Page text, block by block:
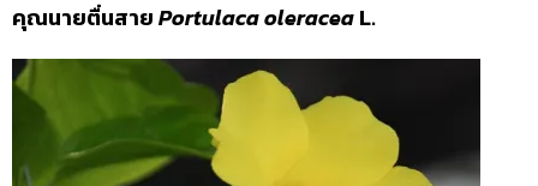
คุณนายตื่นสายPortulaca oleraceaL.